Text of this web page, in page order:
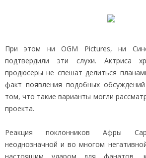
При этом ни OGM Pictures, ни
подтвердили эти слухи. Актриса
продюсеры не спешат делиться
факт появления подобных
том, что такие варианты могли
проекта.
Реакция поклонников Афры
неоднозначной и во многом